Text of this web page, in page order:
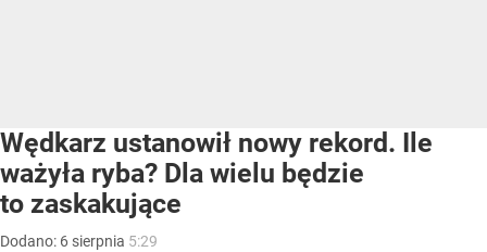
Wędkarz ustanowił nowy rekord. Ile
ważyła ryba? Dla wielu będzie
to zaskakujące
Dodano: 6 sierpnia 5:29